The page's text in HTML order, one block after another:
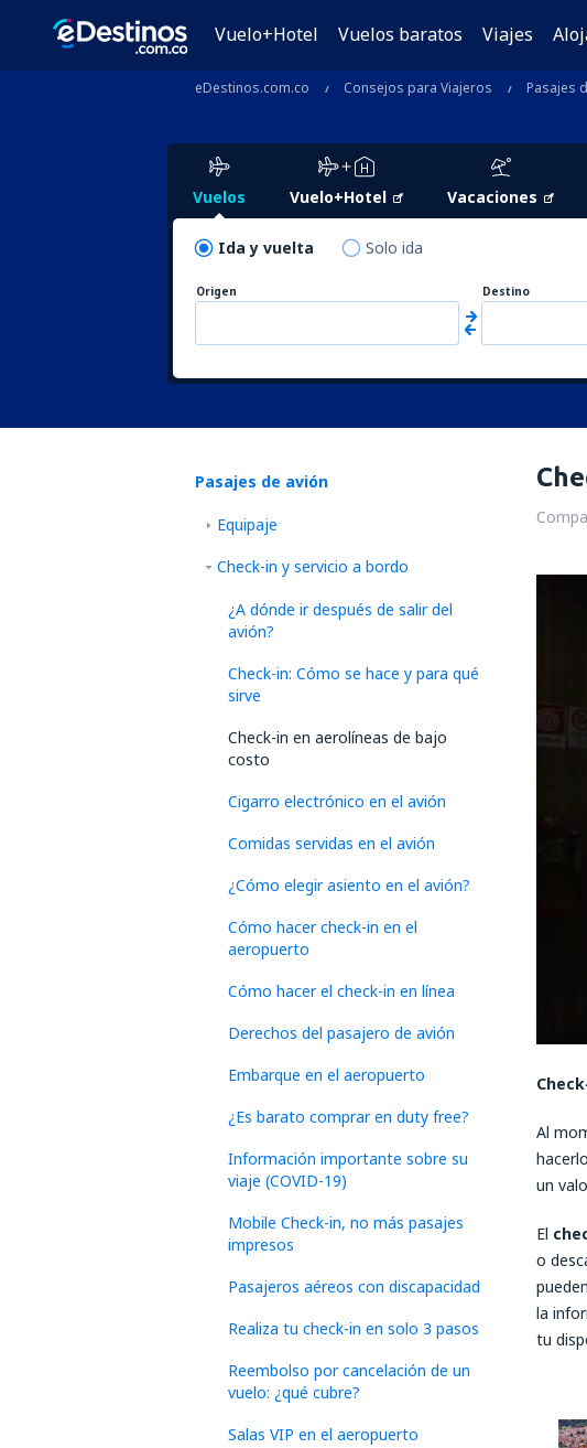
Vuelo+Hotel Vuelos baratos Viajes
eDestinos.com.co Consejos para Viajeros Pasajes
Vuelos Vuelo+Hotel Vacaciones
Ida y vuelta Solo ida
Origen Destino
Pasajes de avión
Equipaje
Check-in y servicio a bordo
¿A dónde ir después de salir del
avión?
Check-in: Cómo se hace y para qué
sirve
Check-in en aerolíneas de bajo
costo
Cigarro electrónico en el avión
Comidas servidas en el avión
¿Cómo elegir asiento en el avión?
Cómo hacer check-in en el
aeropuerto
Cómo hacer el check-in en línea
Derechos del pasajero de avión
Embarque en el aeropuerto
¿Es barato comprar en duty free?
Información importante sobre su
viaje (COVID-19)
Mobile Check-in, no más pasajes
impresos
Pasajeros aéreos con discapacidad
Realiza tu check-in en solo 3 pasos
Reembolso por cancelación de un
vuelo: ¿qué cubre?
Salas VIP en el aeropuerto
Al
un
El
o
la
tu